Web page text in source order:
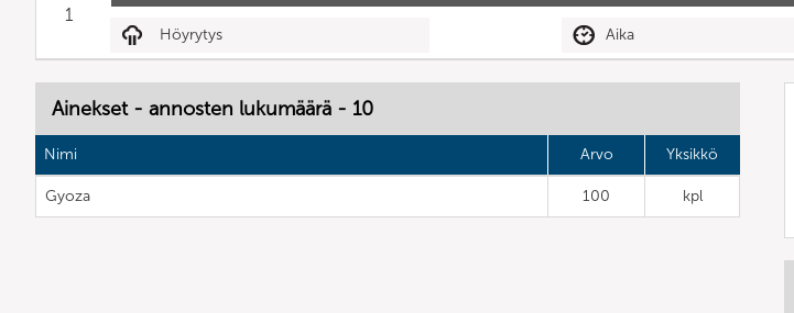
1
Höyrytys Aika
Ainekset - annosten lukumäärä - 10
Nimi Arvo Yksikkö
Gyoza 100 kpl